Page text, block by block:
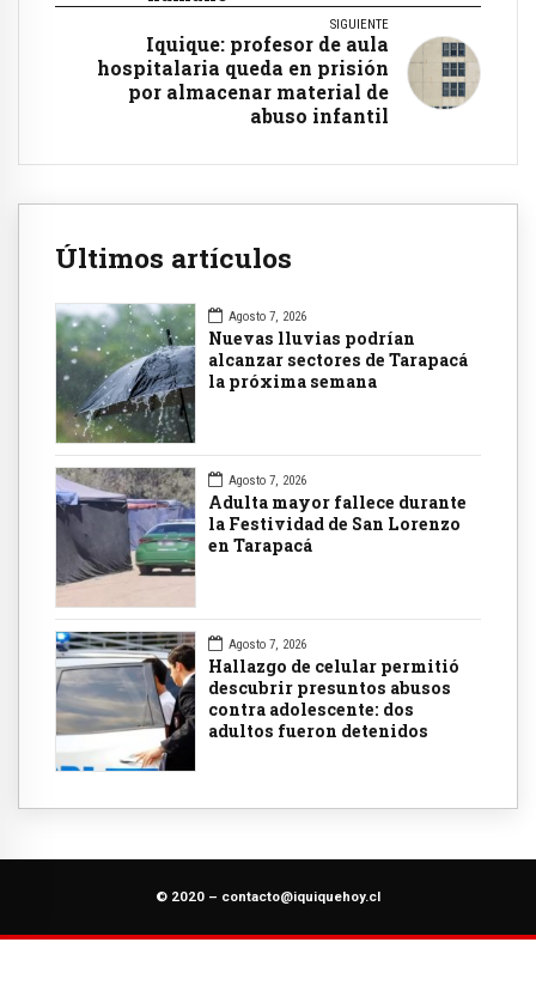
SIGUIENTE
Iquique: profesor de aula
hospitalaria queda en prisión
por almacenar material de
abuso infantil
Últimos artículos
Agosto 7, 2026
Nuevas lluvias podrían
alcanzar sectores de Tarapacá
la próxima semana
Agosto 7, 2026
Adulta mayor fallece durante
la Festividad de San Lorenzo
en Tarapacá
Agosto 7, 2026
Hallazgo de celular permitió
descubrir presuntos abusos
contra adolescente: dos
adultos fueron detenidos
© 2020 – contacto@iquiquehoy.cl